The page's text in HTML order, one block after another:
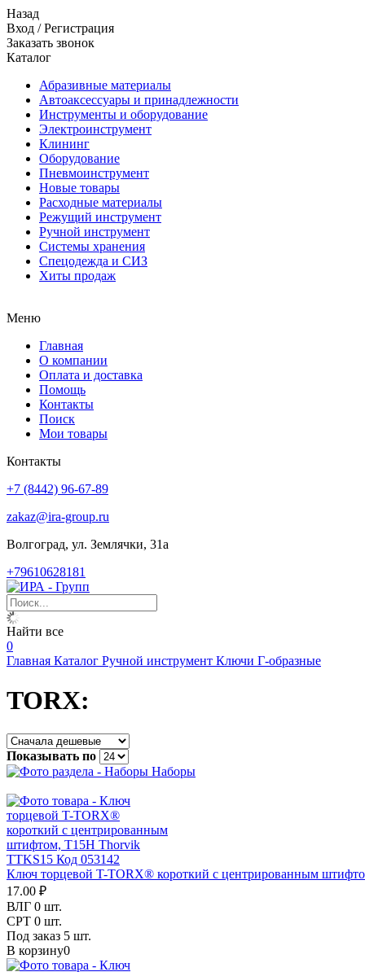
Назад
Вход /Регистрация
Заказать звонок
Каталог
Абразивные материалы
Автоаксессуары и принадлежности
Инструменты и оборудование
Электроинструмент
Клининг
Оборудование
Пневмоинструмент
Новые товары
Расходные материалы
Режущий инструмент
Ручной инструмент
Системы хранения
Спецодежда и СИЗ
Хиты продаж
Меню
Главная
О компании
Оплата и доставка
Помощь
Контакты
Поиск
Мои товары
Контакты
+7 (8442) 96-67-89
zakaz@ira-group.ru
Волгоград, ул. Землячки, 31а
+79610628181
Найти все
0
Главная Каталог Ручной инструмент Ключи Г-образные
TORX:
Показывать по
Наборы
Ключ торцевой T-TORX® короткий с центрированным
17.00 ₽
ВЛГ 0 шт.
СРТ 0 шт.
Под заказ 5 шт.
В корзину0